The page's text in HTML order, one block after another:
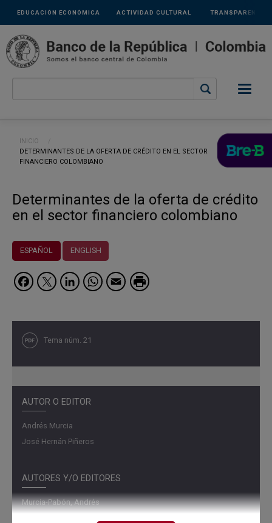
Pasar al contenido principal
Links
secundarios
ACTIVIDAD CULTURAL
EDUCACIÓN ECONÓMICA TRANSPARENCIA
Ruta de navegación
INICIO
CURRENT:
DETERMINANTES DE LA OFERTA DE CRÉDITO EN EL SECTOR
FINANCIERO COLOMBIANO
Determinantes de la oferta de crédito
en el sector financiero colombiano
ESPAÑOL ENGLISH
Facebook
Twitter
LinkedIn
WhatsApp
Email
Tema núm. 21
AUTOR O EDITOR
Andrés Murcia
José Hernán Piñeros
AUTORES Y/O EDITORES
Murcia-Pabón, Andrés